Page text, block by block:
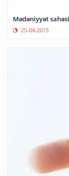
Mədəniyyət
25-04-2015